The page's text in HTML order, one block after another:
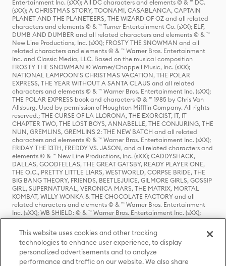
Entertainment Inc. (sXX); All DC characters and elements © & ™ DC.
(sXX); A CHRISTMAS STORY, TOONAMI, CASABLANCA, CAPTAIN
PLANET AND THE PLANETEERS, THE WIZARD OF OZ and all related
characters and elements © & ™ Turner Entertainment Co. (sXX); ELF,
DUMB AND DUMBER and all related characters and elements © & ™
New Line Productions, Inc. (sXX); FROSTY THE SNOWMAN and all
related characters and elements © & ™ Warner Bros. Entertainment
Inc. and Classic Media, LLC. Based on the musical composition
FROSTY THE SNOWMAN © Warner/Chappell Music, Inc. (sXX);
NATIONAL LAMPOON'S CHRISTMAS VACATION, THE POLAR
EXPRESS, THE YEAR WITHOUT A SANTA CLAUS and all related
characters and elements © & ™ Warner Bros. Entertainment Inc. (sXX);
THE POLAR EXPRESS book and characters © & ™ 1985 by Chris Van
Allsburg. Used by permission of Houghton Mifflin Company. All rights
reserved.; THE CURSE OF LA LLORONA, THE EXORCIST, IT, IT
CHAPTER TWO, THE LOST BOYS, ANNABELLE, THE CONJURING, THE
NUN, GREMLINS, GREMLINS 2: THE NEW BATCH and all related
characters and elements © & ™ Warner Bros. Entertainment Inc. (sXX);
FRIDAY THE 13TH, FREDDY VS. JASON, and all related characters and
elements © & ™ New Line Productions, Inc. (sXX); CADDYSHACK,
DALLAS, GOODFELLAS, THE GREAT GATSBY, READY PLAYER ONE,
THE O.C., PRETTY LITTLE LIARS, WESTWORLD, CORPSE BRIDE, THE
BIG BANG THEORY, FRIENDS, BEETLEJUICE, GILMORE GIRLS, GOSSIP
GIRL, SUPERNATURAL, VERONICA MARS, THE MATRIX, MORTAL
KOMBAT, WILLY WONKA & THE CHOCOLATE FACTORY and all
related characters and elements © & ™ Warner Bros. Entertainment
Inc. (sXX); WB SHIELD: © & ™ Warner Bros. Entertainment Inc. (sXX);
HOUSE OF THE DRAGON, GAME OF THRONES, and all related
characters and elements © & ™ Home Box Office, Inc. (sXX); CHILLING
ADVENTURES OF SABRINA, RIVERDALE © & ™ Warner Bros.
Entertainment Inc. Archie Comics and all related characters and
elements © & ™ Archie Comic Publications, Inc. Used with permission.
(sXX); SEINFELD and all related characters and elements © & ™ Castle
This website uses cookies and other tracking
technologies to enhance user experience, to display
personalized advertisements and to analyze
performance and traffic on our website. We also share